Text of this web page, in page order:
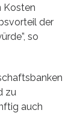
Kosten
der
so
zu
auch